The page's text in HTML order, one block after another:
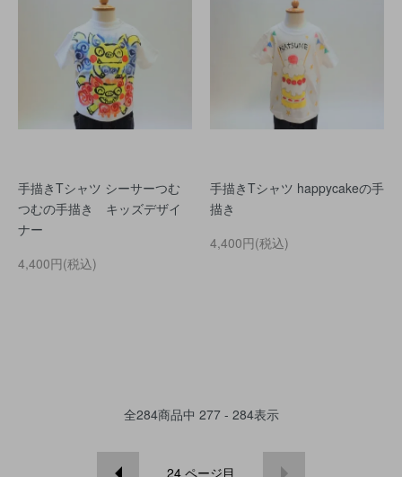
手描きTシャツ シーサーつむ
つむの手描き キッズデザイ
ナー
4,400円(税込)
手描きTシャツ happycakeの手
描き
4,400円(税込)
全284商品中 277 - 284表示
24 ページ目